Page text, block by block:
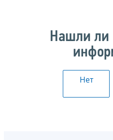
Нашли
Нет